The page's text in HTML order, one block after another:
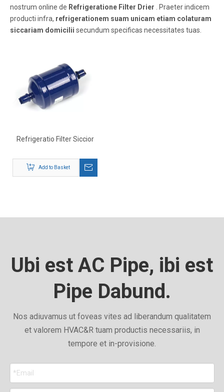
nostrum online de Refrigeratione Filter Drier
. Praeter indicem
producti infra, refrigerationem suam unicam etiam colaturam
siccariam domicilii secundum specificas necessitates tuas.
Refrigeratio Filter Siccior
Add to Basket
Ubi est AC Pipe, ibi est
Pipe Dabund.
Nos adiuvamus ut foveas vites ad liberandum qualitatem
et valorem HVAC&R tuam productis necessariis, in
tempore et in-provisione.